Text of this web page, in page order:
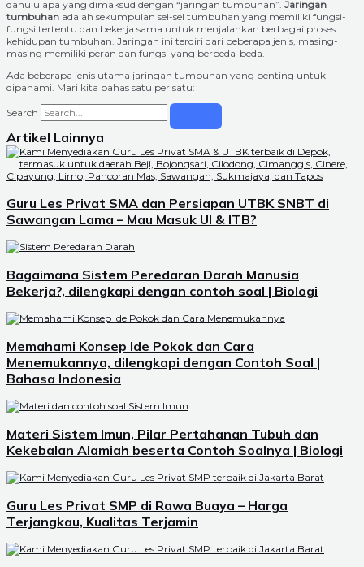
dahulu apa yang dimaksud dengan “jaringan tumbuhan”. Jaringan
tumbuhan adalah sekumpulan sel-sel tumbuhan yang memiliki fungsi-
fungsi tertentu dan bekerja sama untuk menjalankan berbagai proses
kehidupan tumbuhan. Jaringan ini terdiri dari beberapa jenis, masing-
masing memiliki peran dan fungsi yang berbeda-beda.
Ada beberapa jenis utama jaringan tumbuhan yang penting untuk
dipahami. Mari kita bahas satu per satu:
Search
Artikel Lainnya
Guru Les Privat SMA dan Persiapan UTBK SNBT di
Sawangan Lama – Mau Masuk UI & ITB?
Bagaimana Sistem Peredaran Darah Manusia
Bekerja?, dilengkapi dengan contoh soal | Biologi
Memahami Konsep Ide Pokok dan Cara
Menemukannya, dilengkapi dengan Contoh Soal |
Bahasa Indonesia
Materi Sistem Imun, Pilar Pertahanan Tubuh dan
Kekebalan Alamiah beserta Contoh Soalnya | Biologi
Guru Les Privat SMP di Rawa Buaya – Harga
Terjangkau, Kualitas Terjamin